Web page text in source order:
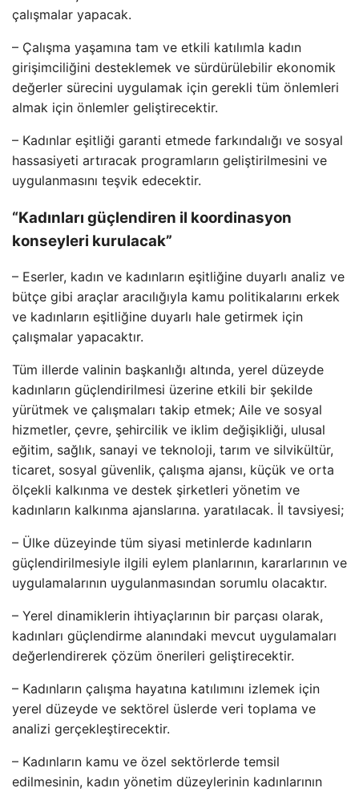
çalışmalar yapacak.
– Çalışma yaşamına tam ve etkili katılımla kadın
girişimciliğini desteklemek ve sürdürülebilir ekonomik
değerler sürecini uygulamak için gerekli tüm önlemleri
almak için önlemler geliştirecektir.
– Kadınlar eşitliği garanti etmede farkındalığı ve sosyal
hassasiyeti artıracak programların geliştirilmesini ve
uygulanmasını teşvik edecektir.
“Kadınları güçlendiren il koordinasyon
konseyleri kurulacak”
– Eserler, kadın ve kadınların eşitliğine duyarlı analiz ve
bütçe gibi araçlar aracılığıyla kamu politikalarını erkek
ve kadınların eşitliğine duyarlı hale getirmek için
çalışmalar yapacaktır.
Tüm illerde valinin başkanlığı altında, yerel düzeyde
kadınların güçlendirilmesi üzerine etkili bir şekilde
yürütmek ve çalışmaları takip etmek; Aile ve sosyal
hizmetler, çevre, şehircilik ve iklim değişikliği, ulusal
eğitim, sağlık, sanayi ve teknoloji, tarım ve silvikültür,
ticaret, sosyal güvenlik, çalışma ajansı, küçük ve orta
ölçekli kalkınma ve destek şirketleri yönetim ve
kadınların kalkınma ajanslarına. yaratılacak. İl tavsiyesi;
– Ülke düzeyinde tüm siyasi metinlerde kadınların
güçlendirilmesiyle ilgili eylem planlarının, kararlarının ve
uygulamalarının uygulanmasından sorumlu olacaktır.
– Yerel dinamiklerin ihtiyaçlarının bir parçası olarak,
kadınları güçlendirme alanındaki mevcut uygulamaları
değerlendirerek çözüm önerileri geliştirecektir.
– Kadınların çalışma hayatına katılımını izlemek için
yerel düzeyde ve sektörel üslerde veri toplama ve
analizi gerçekleştirecektir.
– Kadınların kamu ve özel sektörlerde temsil
edilmesinin, kadın yönetim düzeylerinin kadınlarının